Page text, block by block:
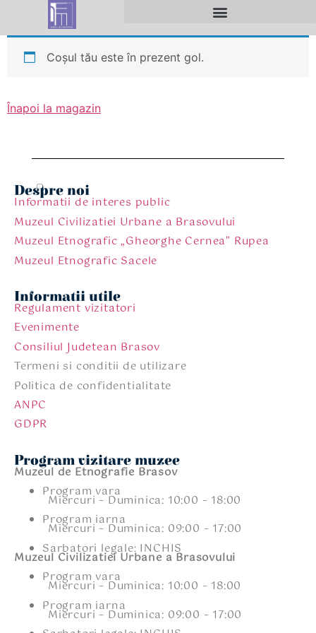
Coșul tău este în prezent gol.
Înapoi la magazin
Despre noi
Informatii de interes public
Muzeul Civilizatiei Urbane a Brasovului
Muzeul Etnografic „Gheorghe Cernea” Rupea
Muzeul Etnografic Sacele
Informatii utile
Regulament vizitatori
Evenimente
Consiliul Judetean Brasov
Termeni si conditii de utilizare
Politica de confidentialitate
ANPC
GDPR
Program vizitare muzee
Muzeul de Etnografie Brasov
Program vara
Miercuri – Duminica: 10:00 – 18:00
Program iarna
Miercuri – Duminica: 09:00 – 17:00
Sarbatori legale: INCHIS
Muzeul Civilizatiei Urbane a Brasovului
Program vara
Miercuri – Duminica: 10:00 – 18:00
Program iarna
Miercuri – Duminica: 09:00 – 17:00